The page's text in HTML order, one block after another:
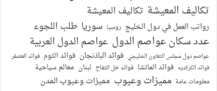
تكاليف المعيشة تكاليف المعيشة
رواتب العمل في دول الخليج روسيا سوريا طلب اللجوء
عدد سكان عواصم الدول عواصم الدول العربية
عواصم دول مجلس التعاون الخليجي فوائد الباذنجان فوائد الثوم فوائد العصفر
فوائد الكركديه فوائد الماتشا فوائد خل التفاح لبنان معالم سياحية
معلومات عامة مميزات وعيوب مميزات وعيوب المدن